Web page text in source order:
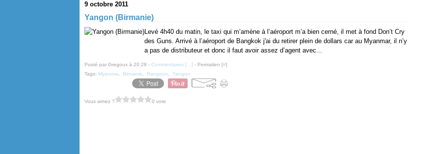
9 octobre 2011
Yangon (Birmanie)
Levé 4h40 du matin, le taxi qui m’amène à l’aéroport m’a bien cerné, il met à fond Don’t Cry
des Guns. Arrivé à l’aéroport de Bangkok j'ai du retirer plein de dollars car au Myanmar, il n’y
a pas de distributeur et donc il faut avoir assez d’agent avec...
Posté par Gregoux à 20:28 - Commentaires [ ] - Permalien [#]
Tags: Myanmar, Birmanie Rangoon Yangon
Vous aimez ? 0 vote